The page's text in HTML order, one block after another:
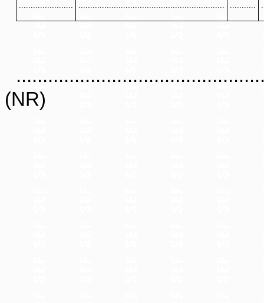
....................... .............................................................. ...........
(NR)